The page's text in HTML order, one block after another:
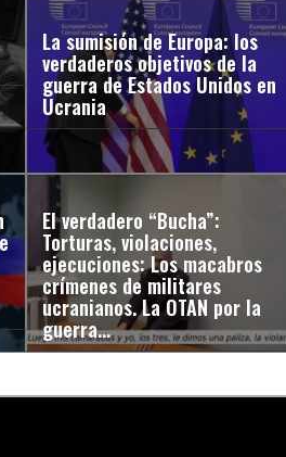
La sumisión de Europa: los
verdaderos objetivos de la
guerra de Estados Unidos en
Ucrania
El verdadero “Bucha”:
Torturas, violaciones,
ejecuciones: Los macabros
crímenes de militares
ucranianos. La OTAN por la
guerra…